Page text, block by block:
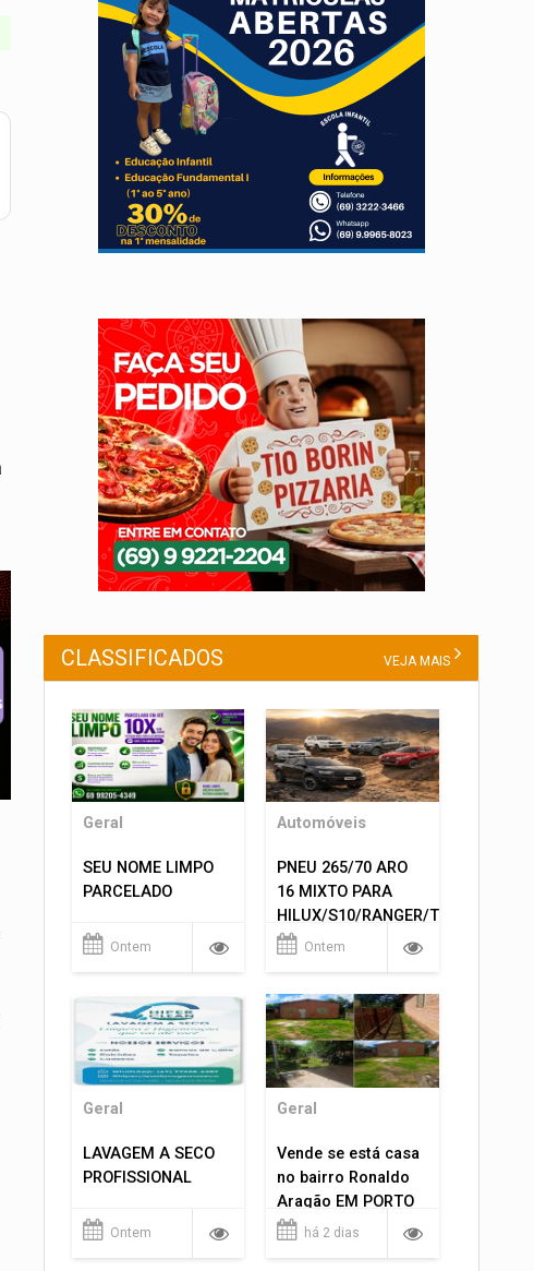
CLASSIFICADOS VEJA MAIS
Geral
SEU NOME LIMPO
PARCELADO
Ontem
Automóveis
PNEU 265/70 ARO
16 MIXTO PARA
HILUX/S10/RANGER/TRITON
ETC... MONTAGEM
Ontem
Geral
LAVAGEM A SECO
PROFISSIONAL
Ontem
Geral
Vende se está casa
no bairro Ronaldo
Aragão EM PORTO
VELHO RO.
há 2 dias